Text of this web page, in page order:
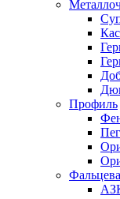
Профиль